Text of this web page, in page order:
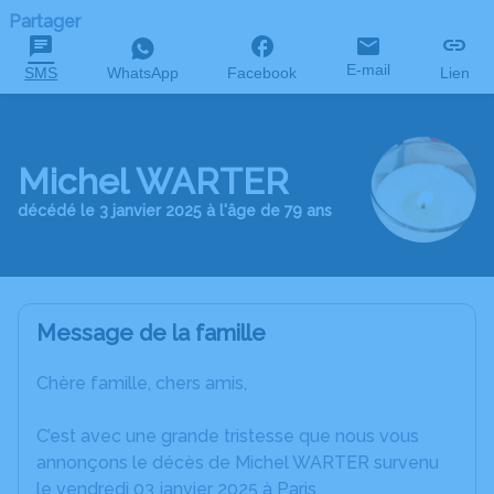
Partager
SMS WhatsApp Facebook E-mail Lien
Michel WARTER
décédé le 3 janvier 2025 à l'âge de 79 ans
Message de la famille
Chère famille, chers amis,
C’est avec une grande tristesse que nous vous
annonçons le décès de Michel WARTER survenu
le vendredi 03 janvier 2025 à Paris.